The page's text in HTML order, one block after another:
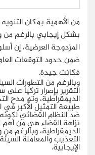
بشكل إيجابي بالرغم من
المزدوجة العرضية، إن
ضمن حدود التوقعات
فكانت جيدة.
التقرير بإصرار تركيا على
الديمقراطية، وتم مدح
طبيعة التمثيل الأكبر في
ضد النظام القضائي
نزاهة القضاء هي من أهم
الديمقراطية، وبالرغم
التعذيب والمعاملة
الإيجابية.